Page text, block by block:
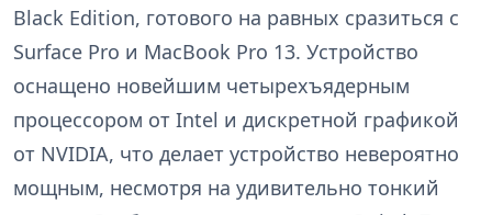
Black Edition, готового на равных сразиться с
Surface Pro и MacBook Pro 13. Устройство
оснащено новейшим четырехъядерным
процессором от Intel и дискретной графикой
от NVIDIA, что делает устройство невероятно
мощным, несмотря на удивительно тонкий